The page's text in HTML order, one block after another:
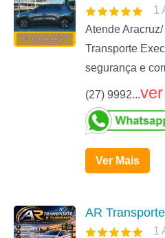
1
Atende Aracruz/
Transporte
segurança e
(27) 9992...
Ver Mais
AR
1